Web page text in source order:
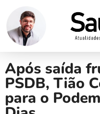
Após saída
PSDB, Tião
para o